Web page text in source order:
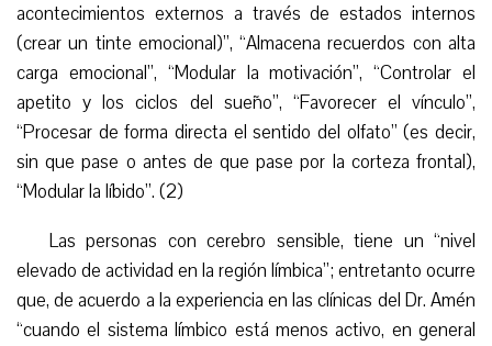
acontecimientos externos a través de estados internos
(crear un tinte emocional)”, “Almacena recuerdos con alta
carga emocional”, “Modular la motivación”, “Controlar el
apetito y los ciclos del sueño”, “Favorecer el vínculo”,
“Procesar de forma directa el sentido del olfato” (es decir,
sin que pase o antes de que pase por la corteza frontal),
“Modular la líbido”. (2)
Las personas con cerebro sensible, tiene un “nivel
elevado de actividad en la región límbica”; entretanto ocurre
que, de acuerdo a la experiencia en las clínicas del Dr. Amén
“cuando el sistema límbico está menos activo, en general